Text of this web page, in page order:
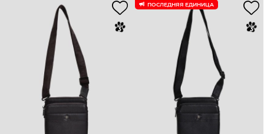
ПОСЛЕДНЯЯ ЕДИНИЦА